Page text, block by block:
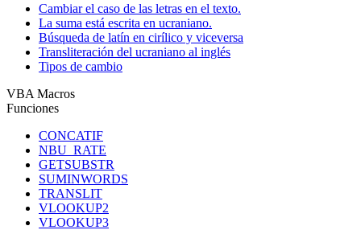
Cambiar el caso de las letras en el texto.
La suma está escrita en ucraniano.
Búsqueda de latín en cirílico y viceversa
Transliteración del ucraniano al inglés
Tipos de cambio
VBA Macros
Funciones
CONCATIF
NBU_RATE
GETSUBSTR
SUMINWORDS
TRANSLIT
VLOOKUP2
VLOOKUP3